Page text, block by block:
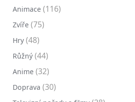
Animace (116)
Zvíře (75)
Hry (48)
Růžný (44)
Anime (32)
Doprava (30)